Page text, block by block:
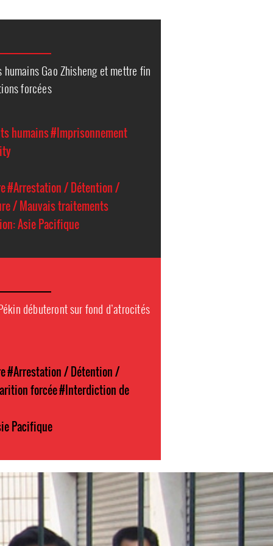
humains Gao Zhisheng et mettre fin
forcées
humains#Imprisonnement
#Arrestation / Détention /
/ Mauvais traitements
Asie Pacifique
débuteront sur fond d’atrocités
#Arrestation / Détention /
forcée#Interdiction de
Pacifique